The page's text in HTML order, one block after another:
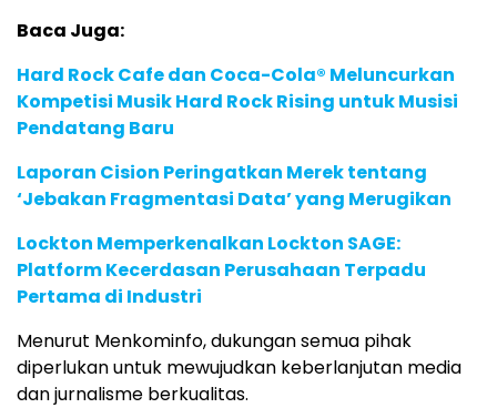
Baca Juga:
Hard Rock Cafe dan Coca-Cola® Meluncurkan
Kompetisi Musik Hard Rock Rising untuk Musisi
Pendatang Baru
Laporan Cision Peringatkan Merek tentang
‘Jebakan Fragmentasi Data’ yang Merugikan
Lockton Memperkenalkan Lockton SAGE:
Platform Kecerdasan Perusahaan Terpadu
Pertama di Industri
Menurut Menkominfo, dukungan semua pihak
diperlukan untuk mewujudkan keberlanjutan media
dan jurnalisme berkualitas.